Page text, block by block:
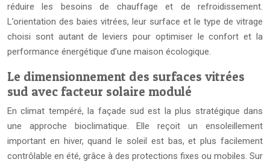
réduire les besoins de chauffage et de refroidissement.
L’orientation des baies vitrées, leur surface et le type de vitrage
choisi sont autant de leviers pour optimiser le confort et la
performance énergétique d’une maison écologique.
Le dimensionnement des surfaces vitrées
sud avec facteur solaire modulé
En climat tempéré, la façade sud est la plus stratégique dans
une approche bioclimatique. Elle reçoit un ensoleillement
important en hiver, quand le soleil est bas, et plus facilement
contrôlable en été, grâce à des protections fixes ou mobiles. Sur